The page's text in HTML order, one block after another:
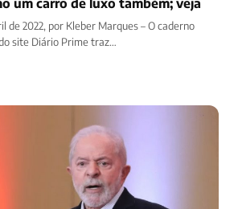
de 2022, por Kleber Marques – O caderno
site Diário Prime traz…